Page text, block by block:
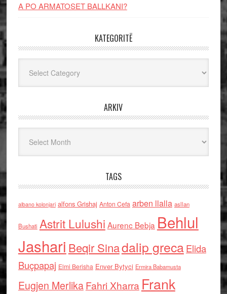
A PO ARMATOSET BALLKANI?
KATEGORITË
ARKIV
TAGS
albano kolonjari alfons Grishaj Anton Cefa arben llalla asllan
Bushati Astrit Lulushi Aurenc Bebja Behlul
Jashari Beqir Sinadalip grecaElida
Buçpapaj Elmi Berisha Enver Bytyci Ermira Babamusta
Eugjen MerlikaFahri Xharra Frank